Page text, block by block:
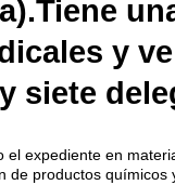
y
siete
el expediente en
de productos químicos